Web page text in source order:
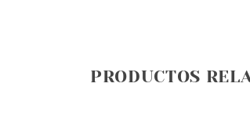
PRODUCTOS